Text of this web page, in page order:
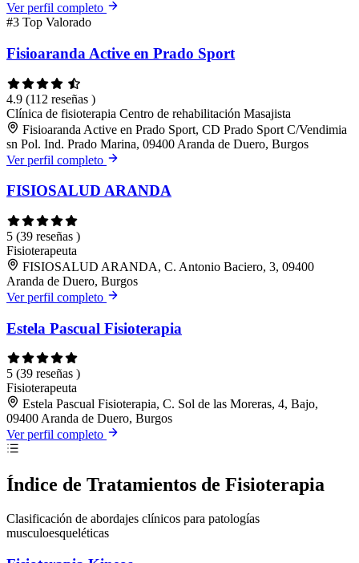
Ver perfil completo
#3 Top Valorado
Fisioaranda Active en Prado Sport
4.9 (112 reseñas )
Clínica de fisioterapia Centro de rehabilitación Masajista
Fisioaranda Active en Prado Sport, CD Prado Sport C/Vendimia
sn Pol. Ind. Prado Marina, 09400 Aranda de Duero, Burgos
Ver perfil completo
FISIOSALUD ARANDA
5 (39 reseñas )
Fisioterapeuta
FISIOSALUD ARANDA, C. Antonio Baciero, 3, 09400
Aranda de Duero, Burgos
Ver perfil completo
Estela Pascual Fisioterapia
5 (39 reseñas )
Fisioterapeuta
Estela Pascual Fisioterapia, C. Sol de las Moreras, 4, Bajo,
09400 Aranda de Duero, Burgos
Ver perfil completo
Índice de Tratamientos de Fisioterapia
Clasificación de abordajes clínicos para patologías
musculoesqueléticas